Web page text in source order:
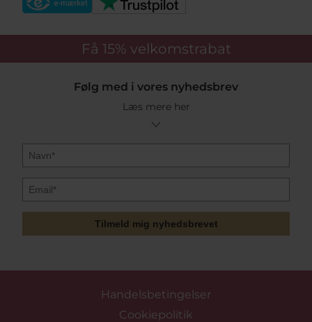
Få 15% velkomstrabat
Følg med i vores nyhedsbrev
Læs mere her
Tilmeld mig nyhedsbrevet
Handelsbetingelser
Cookiepolitik